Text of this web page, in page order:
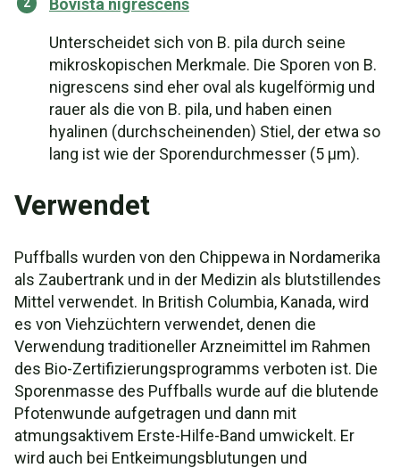
Bovista nigrescens
Unterscheidet sich von B. pila durch seine
mikroskopischen Merkmale. Die Sporen von B.
nigrescens sind eher oval als kugelförmig und
rauer als die von B. pila, und haben einen
hyalinen (durchscheinenden) Stiel, der etwa so
lang ist wie der Sporendurchmesser (5 μm).
Verwendet
Puffballs wurden von den Chippewa in Nordamerika
als Zaubertrank und in der Medizin als blutstillendes
Mittel verwendet. In British Columbia, Kanada, wird
es von Viehzüchtern verwendet, denen die
Verwendung traditioneller Arzneimittel im Rahmen
des Bio-Zertifizierungsprogramms verboten ist. Die
Sporenmasse des Puffballs wurde auf die blutende
Pfotenwunde aufgetragen und dann mit
atmungsaktivem Erste-Hilfe-Band umwickelt. Er
wird auch bei Entkeimungsblutungen und